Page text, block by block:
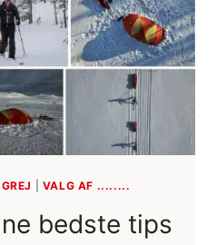
GREJ VALG AF ........
bedste tips